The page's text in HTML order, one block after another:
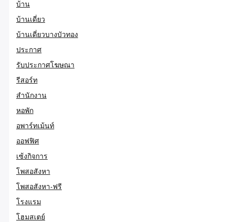
บ้าน
บ้านเดี่ยว
บ้านเดี่ยวบางบัวทอง
ประกาศ
รับประกาศโฆษณา
รีสอร์ท
สำนักงาน
หอพัก
อพาร์ทเม้นท์
ออฟฟิศ
เซ้งกิจการ
โพสอสังหา
โพสอสังหา-ฟรี
โรงแรม
โฮมสเตย์